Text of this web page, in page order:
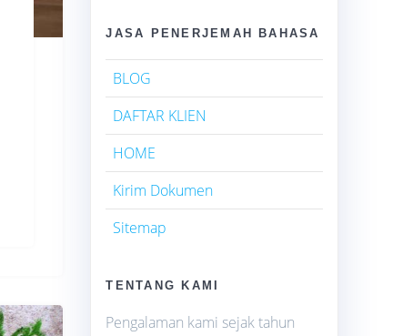
JASA PENERJEMAH BAHASA
BLOG
DAFTAR KLIEN
HOME
Kirim Dokumen
Sitemap
TENTANG KAMI
Pengalaman kami sejak tahun